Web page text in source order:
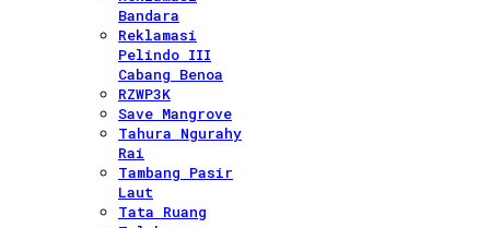
Bandara
Reklamasi
Pelindo III
Cabang Benoa
RZWP3K
Save Mangrove
Tahura Ngurahy
Rai
Tambang Pasir
Laut
Tata Ruang